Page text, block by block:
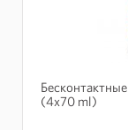
(4x70 ml)